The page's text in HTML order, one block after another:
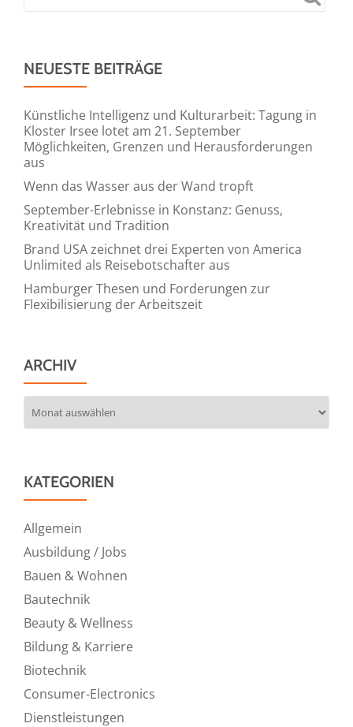
NEUESTE BEITRÄGE
Künstliche Intelligenz und Kulturarbeit: Tagung in
Kloster Irsee lotet am 21. September
Möglichkeiten, Grenzen und Herausforderungen
aus
Wenn das Wasser aus der Wand tropft
September-Erlebnisse in Konstanz: Genuss,
Kreativität und Tradition
Brand USA zeichnet drei Experten von America
Unlimited als Reisebotschafter aus
Hamburger Thesen und Forderungen zur
Flexibilisierung der Arbeitszeit
ARCHIV
KATEGORIEN
Allgemein
Ausbildung / Jobs
Bauen & Wohnen
Bautechnik
Beauty & Wellness
Bildung & Karriere
Biotechnik
Consumer-Electronics
Dienstleistungen